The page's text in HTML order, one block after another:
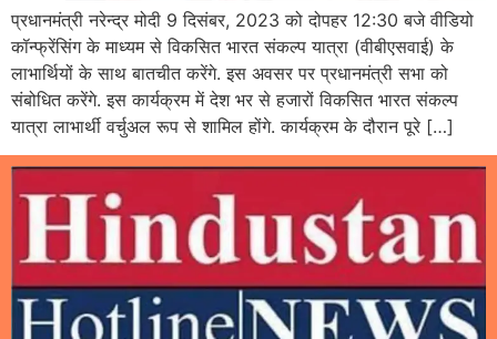
प्रधानमंत्री नरेन्द्र मोदी 9 दिसंबर, 2023 को दोपहर 12:30 बजे वीडियो
कॉन्फ्रेंसिंग के माध्यम से विकसित भारत संकल्प यात्रा (वीबीएसवाई) के
लाभार्थियों के साथ बातचीत करेंगे. इस अवसर पर प्रधानमंत्री सभा को
संबोधित करेंगे. इस कार्यक्रम में देश भर से हजारों विकसित भारत संकल्प
यात्रा लाभार्थी वर्चुअल रूप से शामिल होंगे. कार्यक्रम के दौरान पूरे […]